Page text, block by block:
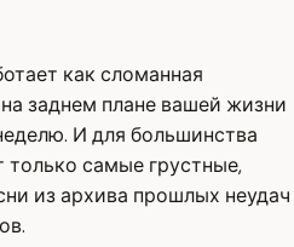
как сломанная
заднем плане вашей жизни
И для большинства
только самые грустные,
из архива прошлых неудач